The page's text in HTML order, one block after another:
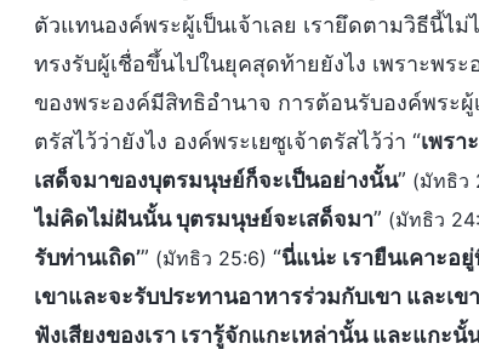
ตัวแทนองค์พระผู้เป็นเจ้าเลย เรายึดตามวิธีนี้ไ
ทรงรับผู้เชื่อขึ้นไปในยุคสุดท้ายยังไง เพราะพร
ของพระองค์มีสิทธิอำนาจ การต้อนรับองค์พระ
ตรัสไว้ว่ายังไง องค์พระเยซูเจ้าตรัสไว้ว่า “เพรา
เสด็จมาของบุตรมนุษย์ก็จะเป็นอย่างนั้น” (มัทธิว
ไม่คิดไม่ฝันนั้น บุตรมนุษย์จะเสด็จมา” (มัทธิว
รับท่านเถิด’” (มัทธิว 25:6) “นี่แน่ะ เรายืนเคาะอ
เขาและจะรับประทานอาหารร่วมกับเขา และเ
ฟังเสียงของเรา เรารู้จักแกะเหล่านั้น และแกะนั้